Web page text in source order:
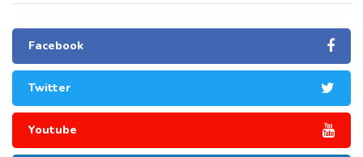
Facebook
Twitter
Youtube